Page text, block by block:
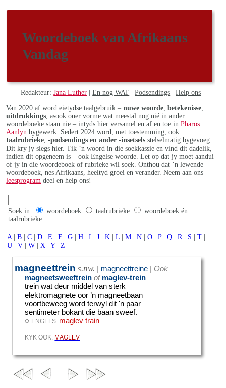
Woordeboek van Afrikaans
Vandag
Redakteur:Jana Luther |En nog WAT |Podsendings |Help ons
Van 2020 af word eietydse taalgebruik –nuwe woorde ,betekenisse
uitdrukkings , asook ouer vorme wat meestal nog nié in ander
woordeboeke staan nie – intyds hier versamel en af en toe inPharos
Aanlyn bygewerk. Sedert 2024 word, met toestemming, ook
taalrubrieke ,-podsendings en ander -insetsels stelselmatig bygevoeg.
Dit kry jy slegs hier. Tik ’n woord in die soekkassie en vind dit dadelik,
indien dit opgeneem is – ook Engelse woorde. Let op dat jy moet aandui
of jy in die woordeboek of rubrieke wil soek. Onthou dat ’n lewende
woordeboek, nes Afrikaans, heeltyd groei en verander. Neem aan ons
leesprogram deel en help ons!
Soek in: woordeboek taalrubrieke
woordeboek én
taalrubrieke
A | B | C | D | E | F | G | H | I | J | K | L | M | N | O | P | Q | R | S | T |
U | V | W | X | Y | Z
magneettrein s.nw. | magneettreine | Ook
magneetsweeftrein of maglev-trein
trein wat deur middel van sterk
elektromagnete oor ’n magneetbaan
voortbeweeg word terwyl dit 'n paar
sentimeter bokant die baan sweef.
◌ ENGELS: maglev train
KYK OOK: MAGLEV